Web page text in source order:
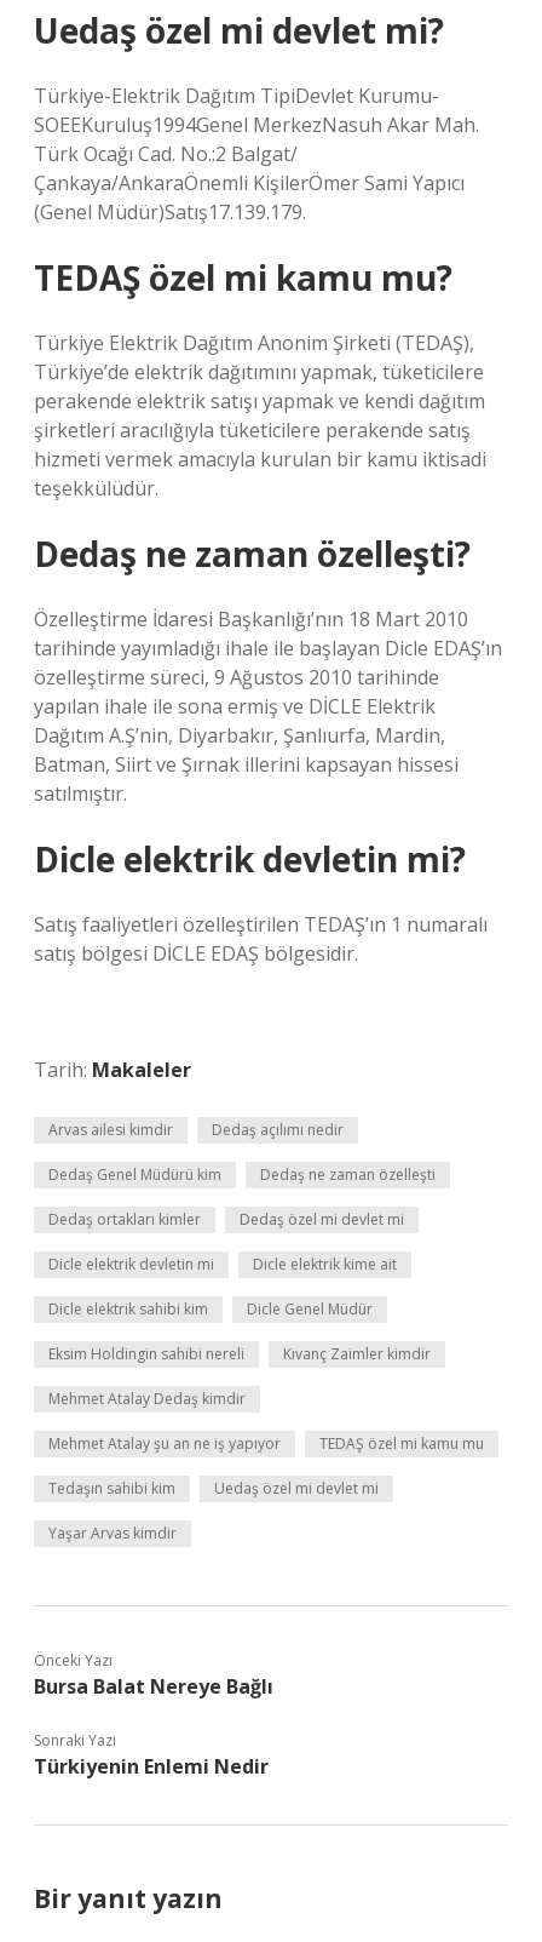
Uedaş özel mi devlet mi?
Türkiye-Elektrik Dağıtım TipiDevlet Kurumu-
SOEEKuruluş1994Genel MerkezNasuh Akar Mah.
Türk Ocağı Cad. No.:2 Balgat/
Çankaya/AnkaraÖnemli KişilerÖmer Sami Yapıcı
(Genel Müdür)Satış17.139.179.
TEDAŞ özel mi kamu mu?
Türkiye Elektrik Dağıtım Anonim Şirketi (TEDAŞ),
Türkiye’de elektrik dağıtımını yapmak, tüketicilere
perakende elektrik satışı yapmak ve kendi dağıtım
şirketleri aracılığıyla tüketicilere perakende satış
hizmeti vermek amacıyla kurulan bir kamu iktisadi
teşekkülüdür.
Dedaş ne zaman özelleşti?
Özelleştirme İdaresi Başkanlığı’nın 18 Mart 2010
tarihinde yayımladığı ihale ile başlayan Dicle EDAŞ’ın
özelleştirme süreci, 9 Ağustos 2010 tarihinde
yapılan ihale ile sona ermiş ve DİCLE Elektrik
Dağıtım A.Ş’nin, Diyarbakır, Şanlıurfa, Mardin,
Batman, Siirt ve Şırnak illerini kapsayan hissesi
satılmıştır.
Dicle elektrik devletin mi?
Satış faaliyetleri özelleştirilen TEDAŞ’ın 1 numaralı
satış bölgesi DİCLE EDAŞ bölgesidir.
Tarih: Makaleler
Arvas ailesi kimdir Dedaş açılımı nedir
Dedaş Genel Müdürü kim Dedaş ne zaman özelleşti
Dedaş ortakları kimler Dedaş özel mi devlet mi
Dicle elektrik devletin mi Dicle elektrik kime ait
Dicle elektrik sahibi kim Dicle Genel Müdür
Eksim Holdingin sahibi nereli Kıvanç Zaimler kimdir
Mehmet Atalay Dedaş kimdir
Mehmet Atalay şu an ne iş yapıyor TEDAŞ özel mi kamu mu
Tedaşın sahibi kim Uedaş özel mi devlet mi
Yaşar Arvas kimdir
Önceki Yazı
Bursa Balat Nereye Bağlı
Sonraki Yazı
Türkiyenin Enlemi Nedir
Bir yanıt yazın